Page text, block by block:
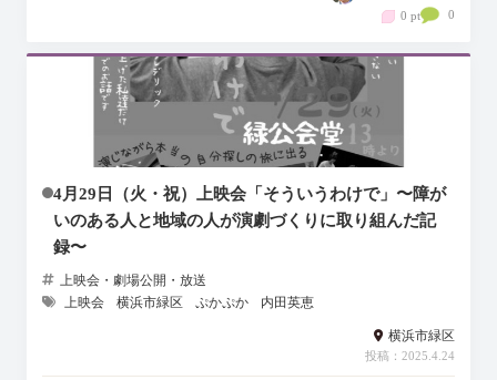
0 pt 0
4月29日（火・祝）上映会「そういうわけで」〜障が
いのある人と地域の人が演劇づくりに取り組んだ記
録〜
上映会・劇場公開・放送
上映会
横浜市緑区 ぷかぷか 内田英恵
横浜市緑区
投稿：2025.4.24